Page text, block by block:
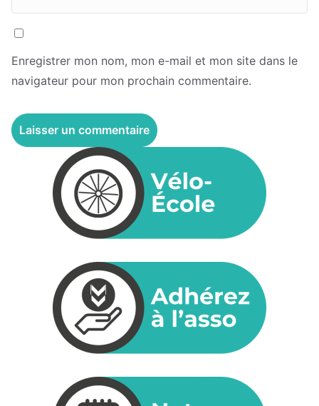
Enregistrer mon nom, mon e-mail et mon site dans le
navigateur pour mon prochain commentaire.